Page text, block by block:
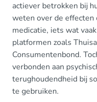
actiever betrokken bij
weten over de effecten
medicatie, iets wat
platformen zoals
Consumentenbond.
verbonden aan
terughoudendheid bij
te gebruiken.